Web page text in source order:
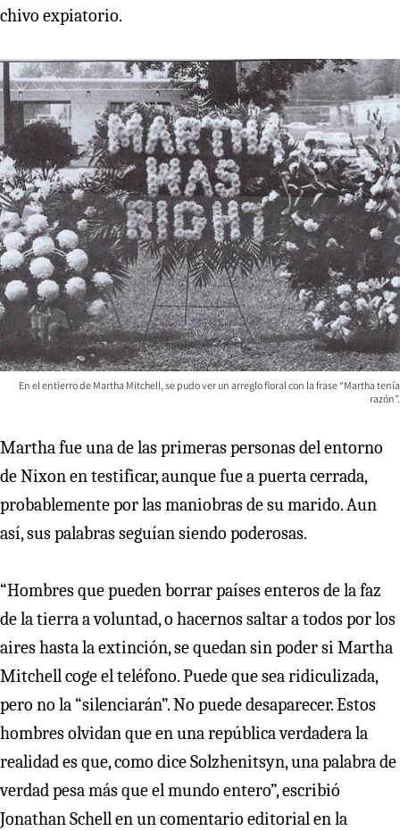
chivo expiatorio.
En el entierro de Martha Mitchell, se pudo ver un arreglo floral con la frase “Martha tenía
razón”.
Martha fue una de las primeras personas del entorno
de Nixon en testificar, aunque fue a puerta cerrada,
probablemente por las maniobras de su marido. Aun
así, sus palabras seguían siendo poderosas.
“Hombres que pueden borrar países enteros de la faz
de la tierra a voluntad, o hacernos saltar a todos por los
aires hasta la extinción, se quedan sin poder si Martha
Mitchell coge el teléfono. Puede que sea ridiculizada,
pero no la “silenciarán”. No puede desaparecer. Estos
hombres olvidan que en una república verdadera la
realidad es que, como dice Solzhenitsyn, una palabra de
verdad pesa más que el mundo entero”, escribió
Jonathan Schell en un comentario editorial en la